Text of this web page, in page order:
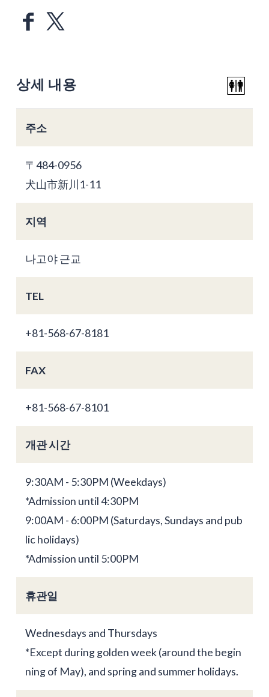
상세 내용
주소
〒484-0956
犬山市新川1-11
지역
나고야 근교
TEL
+81-568-67-8181
FAX
+81-568-67-8101
개관 시간
9:30AM - 5:30PM (Weekdays)
*Admission until 4:30PM
9:00AM - 6:00PM (Saturdays, Sundays and pub
lic holidays)
*Admission until 5:00PM
휴관일
Wednesdays and Thursdays
*Except during golden week (around the begin
ning of May), and spring and summer holidays.